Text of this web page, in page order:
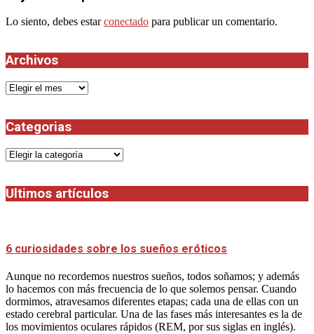
Lo siento, debes estarconectado para publicar un comentario.
Archivos
Archivos
Categorias
Categorias
Ultimos artículos
6 curiosidades sobre los sueños eróticos
Aunque no recordemos nuestros sueños, todos soñamos; y además
lo hacemos con más frecuencia de lo que solemos pensar. Cuando
dormimos, atravesamos diferentes etapas; cada una de ellas con un
estado cerebral particular. Una de las fases más interesantes es la de
los movimientos oculares rápidos (REM, por sus siglas en inglés).